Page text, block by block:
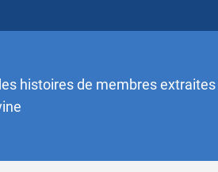
histoires de membres extraites